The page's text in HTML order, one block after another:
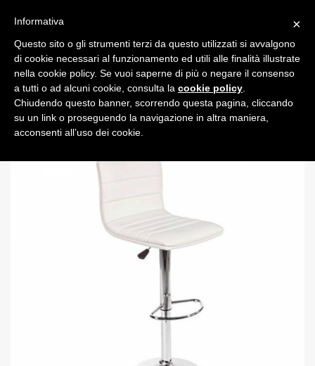
0
×
Informativa
Questo sito o gli strumenti terzi da questo utilizzati si avvalgono
di cookie necessari al funzionamento ed utili alle finalità illustrate
nella cookie policy. Se vuoi saperne di più o negare il consenso
a tutti o ad alcuni cookie, consulta la cookie policy
Chiudendo questo banner, scorrendo questa pagina, cliccando
su un link o proseguendo la navigazione in altra maniera,
acconsenti all’uso dei cookie.